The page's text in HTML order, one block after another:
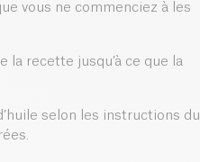
vous ne commenciez à les
la recette jusqu’à ce que la
selon les instructions du